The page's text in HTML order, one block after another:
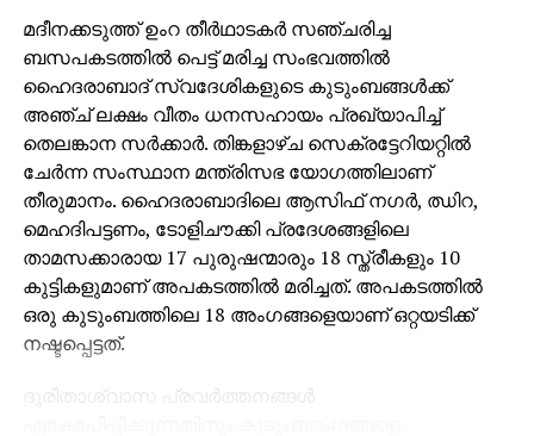
മദീനക്കടുത്ത് ഉംറ തീര്‍ഥാടകര്‍ സഞ്ചരിച്ച
ബസപകടത്തില്‍ പെട്ട് മരിച്ച സംഭവത്തില്‍
ഹൈദരാബാദ് സ്വദേശികളുടെ കുടുംബങ്ങള്‍ക്ക്
അഞ്ച് ലക്ഷം വീതം ധനസഹായം പ്രഖ്യാപിച്ച്
തെലങ്കാന സര്‍ക്കാര്‍. തിങ്കളാഴ്ച സെക്രട്ടേറിയറ്റില്‍
ചേര്‍ന്ന സംസ്ഥാന മന്ത്രിസഭ യോഗത്തിലാണ്
തീരുമാനം. ഹൈദരാബാദിലെ ആസിഫ് നഗര്‍, ഝിറ,
മെഹദിപട്ടണം, ടോളിചൗക്കി പ്രദേശങ്ങളിലെ
താമസക്കാരായ 17 പുരുഷന്മാരും 18 സ്ത്രീകളും 10
കുട്ടികളുമാണ് അപകടത്തില്‍ മരിച്ചത്. അപകടത്തില്‍
ഒരു കുടുംബത്തിലെ 18 അംഗങ്ങളെയാണ് ഒറ്റയടിക്ക്
നഷ്ടപ്പെട്ടത്.
ദുരിതാശ്വാസ പ്രവര്‍ത്തനങ്ങള്‍